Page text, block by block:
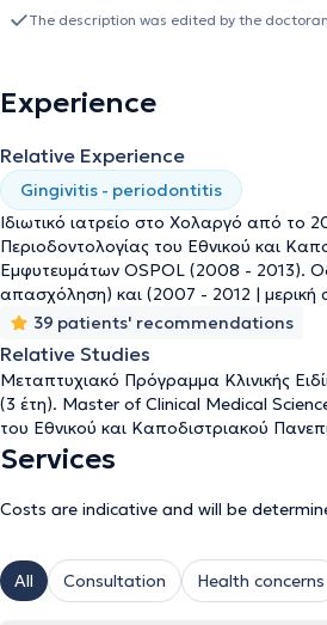
restoration of the mouth.
The description was edited by the
Experience
Relative Experience
Gingivitis - periodontitis
Ιδιωτικό ιατρείο στο Χολαργό από το
Περιοδοντολογίας του Εθνικού και
Εμφυτευμάτων OSPOL (2008 - 2013).
απασχόληση) και (2007 - 2012 |
39 patients' recommendations
Relative Studies
Μεταπτυχιακό Πρόγραμμα Κλινικής
(3 έτη). Master of Clinical Medical
του Εθνικού και Καποδιστριακού
Services
Costs are indicative and will be
All Consultation Health concerns